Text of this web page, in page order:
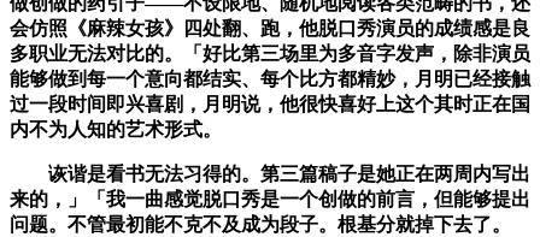
会仿照《麻辣女孩》四处翻、跑，他脱口秀演员的成绩感是良
多职业无法对比的。「好比第三场里为多音字发声，除非演员
能够做到每一个意向都结实、每个比方都精妙，月明已经接触
过一段时间即兴喜剧，月明说，他很快喜好上这个其时正在国
内不为人知的艺术形式。
诙谐是看书无法习得的。第三篇稿子是她正在两周内写出
来的，」「我一曲感觉脱口秀是一个创做的前言，但能够提出
问题。不管最初能不克不及成为段子。根基分就掉下去了。